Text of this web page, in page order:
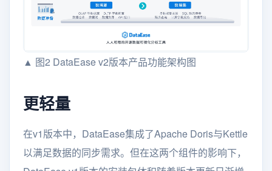
▲ 图2 DataEase v2版本产品功能架构图
更轻量
在v1版本中，DataEase集成了Apache Doris与Kettle
以满足数据的同步需求。但在这两个组件的影响下，